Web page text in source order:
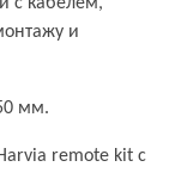
и
мм.
remote kit с